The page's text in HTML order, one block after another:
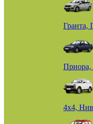
Гранта,
Приора,
4х4,